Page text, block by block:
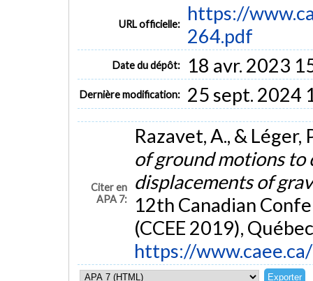
URL officielle:
https://
264.pdf
Date du dépôt: 18 avr. 2023
Dernière modification: 25 sept. 2024
Citer en
APA 7:
Razavet, A., & Léger,
of ground motions to
displacements of
12th Canadian
(CCEE 2019),
https://